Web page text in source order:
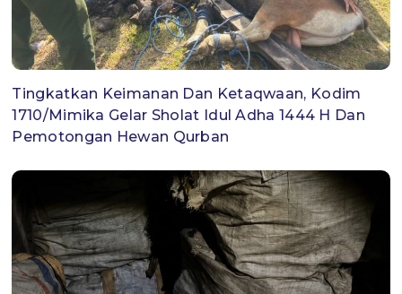
Tingkatkan Keimanan Dan Ketaqwaan, Kodim
1710/Mimika Gelar Sholat Idul Adha 1444 H Dan
Pemotongan Hewan Qurban